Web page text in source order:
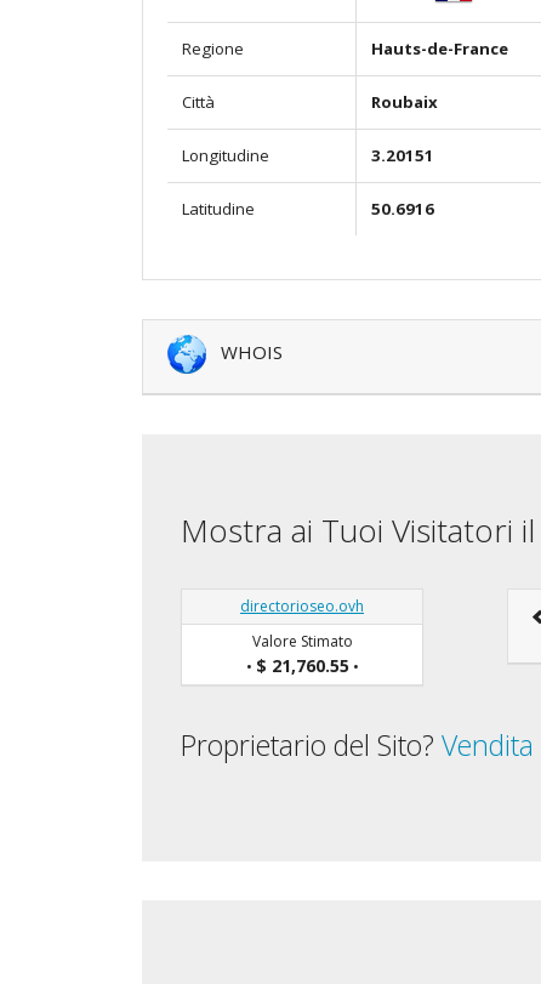
Regione Hauts-de-France
Città Roubaix
Longitudine 3.20151
Latitudine 50.6916
WHOIS
Mostra ai Tuoi Visitatori
directorioseo.ovh
Valore Stimato
• $ 21,760.55 •
Proprietario del Sito? Vendita